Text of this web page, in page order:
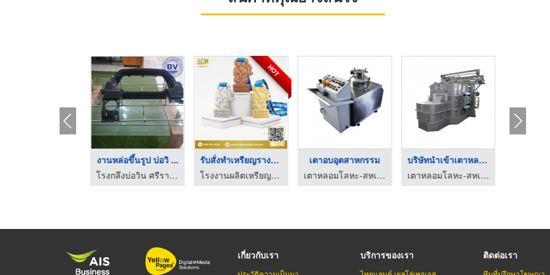
เตาหลอมโลหะ-สหเศรษฐภัณฑ์ (1978)
สั่งทำพระประธานตามแบ ...
โรงหล่อพระพุทธรูปนครปฐม - พิพัฒธนการช่าง
งานหล่อขึ้นรูป บ่อวิ ...
โรงกลึงบ่อวิน ศรีราชา ชลบุรี จีวี เอ็นจิเนียริ่ง
รับสั่งทำเหรียญรางวั ...
โรงงานผลิตเหรียญรางวัล บิวตี้ คัมพลีท แมนูแฟคเตอร์
เตาอบอุตสาหกรรม
เกี่ยวกับเรา บริการของเรา ติดต่อเรา